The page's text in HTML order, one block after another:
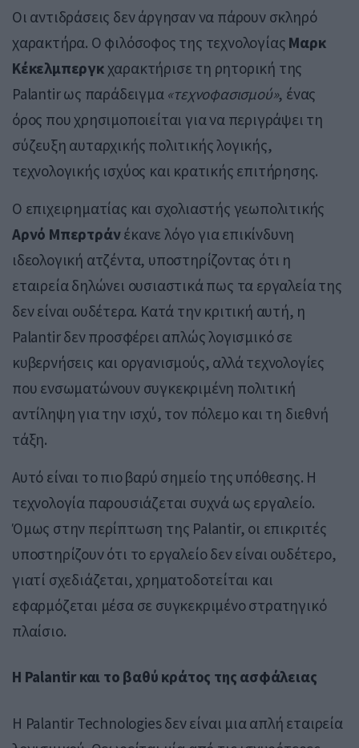
Οι αντιδράσεις δεν άργησαν να πάρουν σκληρό
χαρακτήρα. Ο φιλόσοφος της τεχνολογίας Μαρκ
Κέκελμπεργκχαρακτήρισε τη ρητορική της
Palantir ως παράδειγμα «τεχνοφασισμού», ένας
όρος που χρησιμοποιείται για να περιγράψει τη
σύζευξη αυταρχικής πολιτικής λογικής,
τεχνολογικής ισχύος και κρατικής επιτήρησης.
Ο επιχειρηματίας και σχολιαστής γεωπολιτικής
Αρνό Μπερτράνέκανε λόγο για επικίνδυνη
ιδεολογική ατζέντα, υποστηρίζοντας ότι η
εταιρεία δηλώνει ουσιαστικά πως τα εργαλεία της
δεν είναι ουδέτερα. Κατά την κριτική αυτή, η
Palantir δεν προσφέρει απλώς λογισμικό σε
κυβερνήσεις και οργανισμούς, αλλά τεχνολογίες
που ενσωματώνουν συγκεκριμένη πολιτική
αντίληψη για την ισχύ, τον πόλεμο και τη διεθνή
τάξη.
Αυτό είναι το πιο βαρύ σημείο της υπόθεσης. Η
τεχνολογία παρουσιάζεται συχνά ως εργαλείο.
Όμως στην περίπτωση της Palantir, οι επικριτές
υποστηρίζουν ότι το εργαλείο δεν είναι ουδέτερο,
γιατί σχεδιάζεται, χρηματοδοτείται και
εφαρμόζεται μέσα σε συγκεκριμένο στρατηγικό
πλαίσιο.
Η Palantir και το βαθύ κράτος της ασφάλειας
Η Palantir Technologies δεν είναι μια απλή εταιρεία